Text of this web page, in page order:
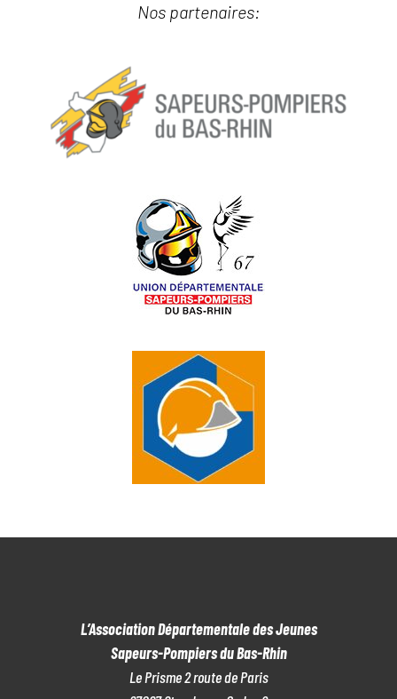
Nos partenaires:
L’Association Départementale des Jeunes
Sapeurs-Pompiers du Bas-Rhin
Le Prisme 2 route de Paris